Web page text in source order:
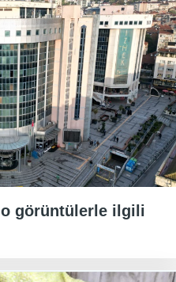
o görüntülerle ilgili